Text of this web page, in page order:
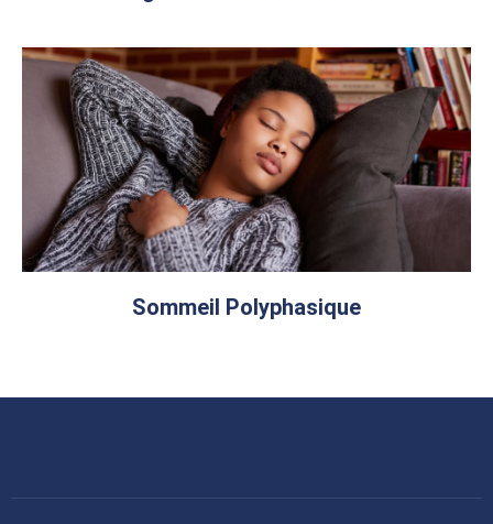
Sommeil Polyphasique